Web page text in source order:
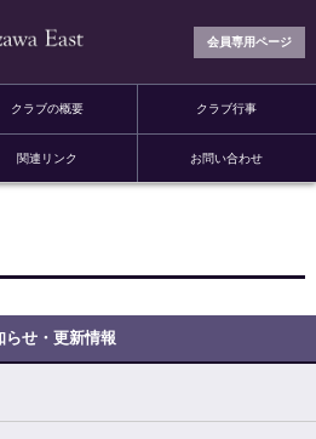
会員専用ページ
クラブの概要 クラブ行事
関連リンク お問い合わせ